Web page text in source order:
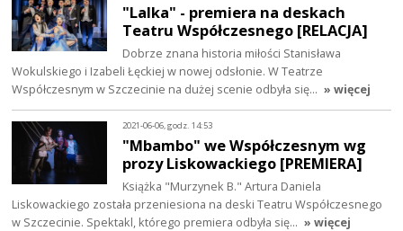
"Lalka" - premiera na deskach
Teatru Współczesnego [RELACJA]
Dobrze znana historia miłości Stanisława
Wokulskiego i Izabeli Łęckiej w nowej odsłonie. W Teatrze
Współczesnym w Szczecinie na dużej scenie odbyła się… » więcej
2021-06-06, godz. 14:53
"Mbambo" we Współczesnym wg
prozy Liskowackiego [PREMIERA]
Książka "Murzynek B." Artura Daniela
Liskowackiego została przeniesiona na deski Teatru Współczesnego
w Szczecinie. Spektakl, którego premiera odbyła się… » więcej